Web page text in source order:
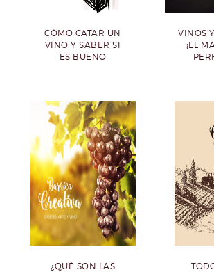
CÓMO CATAR UN
VINO Y SABER SI
ES BUENO
VINOS
¡EL
¿QUÉ SON LAS